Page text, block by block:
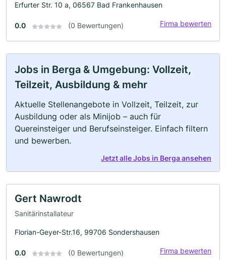
Erfurter Str. 10 a, 06567 Bad Frankenhausen
0.0 (0 Bewertungen) Firma bewerten
Jobs in Berga & Umgebung: Vollzeit,
Teilzeit, Ausbildung & mehr
Aktuelle Stellenangebote in Vollzeit, Teilzeit, zur
Ausbildung oder als Minijob – auch für
Quereinsteiger und Berufseinsteiger. Einfach filtern
und bewerben.
Jetzt alle Jobs in Berga ansehen
Gert Nawrodt
Sanitärinstallateur
Florian-Geyer-Str.16, 99706 Sondershausen
0.0 (0 Bewertungen) Firma bewerten